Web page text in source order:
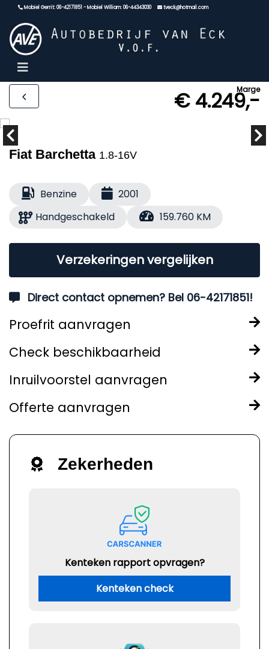
Mobiel Gerrit: 06-42171851 - Mobiel William: 06-44343030 tveck@hotmail.com
Marge
€ 4.249,-
Fiat Barchetta 1.8-16V
Benzine
2001
Handgeschakeld
159.760 KM
Verzekeringen vergelijken
Direct contact opnemen? Bel 06-42171851!
Proefrit aanvragen
Check beschikbaarheid
Inruilvoorstel aanvragen
Offerte aanvragen
Zekerheden
Kenteken rapport opvragen?
Kenteken check